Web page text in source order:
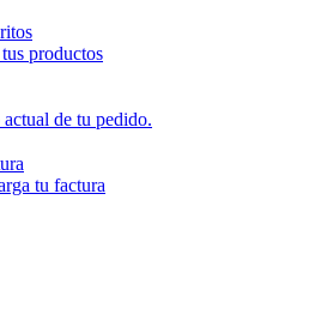
productos
de tu pedido.
tu factura